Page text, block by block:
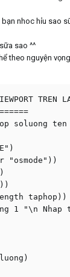
nhoc hỉu sao
sao ^^
theo nguyện
TREN
soluong